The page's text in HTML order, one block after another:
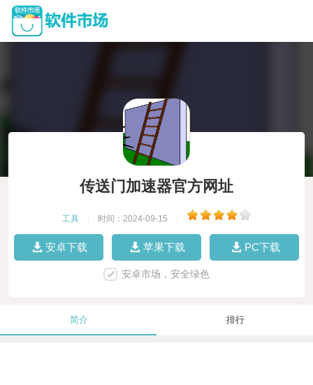
传送门加速器官方网址
工具 时间：2024-09-15
安卓下载 苹果下载 PC下载
安卓市场，安全绿色
简介 排行